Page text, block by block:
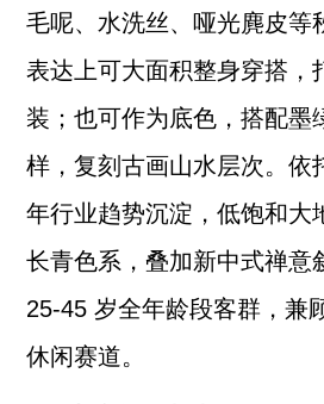
毛呢、水洗丝、哑光麂皮等
表达上可大面积整身穿搭，
装；也可作为底色，搭配墨
样，复刻古画山水层次。依
年行业趋势沉淀，低饱和大
长青色系，叠加新中式禅意
25-45 岁全年龄段客群，兼
休闲赛道。